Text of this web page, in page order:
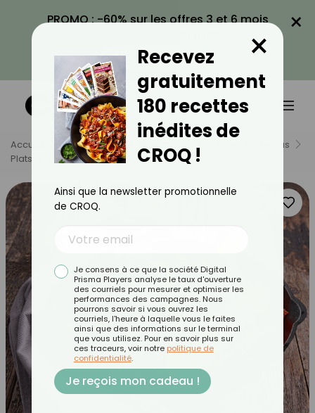
PROMO : -60% sur les offres 3 et 6 mois
VOIR LA PROMO
×
Accueil Nos Recettes
Par Types De Repas
Plats
Poulet Basquaise
Recevez
gratuitement
180 recettes
inédites de
CROQ !
×
Ainsi que la newsletter promotionnelle
de CROQ.
Je consens à ce que la société Digital
Prisma Players analyse le taux d'ouverture
des courriels pour mesurer et optimiser les
performances des campagnes. Nous
pourrons savoir si vous ouvrez les
courriels, l'heure à laquelle vous le faites
ainsi que des informations sur le terminal
que vous utilisez. Pour en savoir plus sur
ces traceurs, voir notre politique de
confidentialité.
Je reçois mon cadeau !